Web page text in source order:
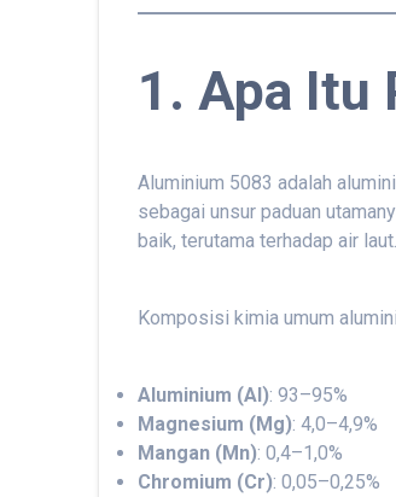
1. Apa Itu
Aluminium 5083 adalah
sebagai unsur paduan
baik, terutama terhadap air
Komposisi kimia umum
Aluminium (Al): 93–95%
Magnesium (Mg): 4,0–4,9%
Mangan (Mn): 0,4–1,0%
Chromium (Cr): 0,05–0,25%